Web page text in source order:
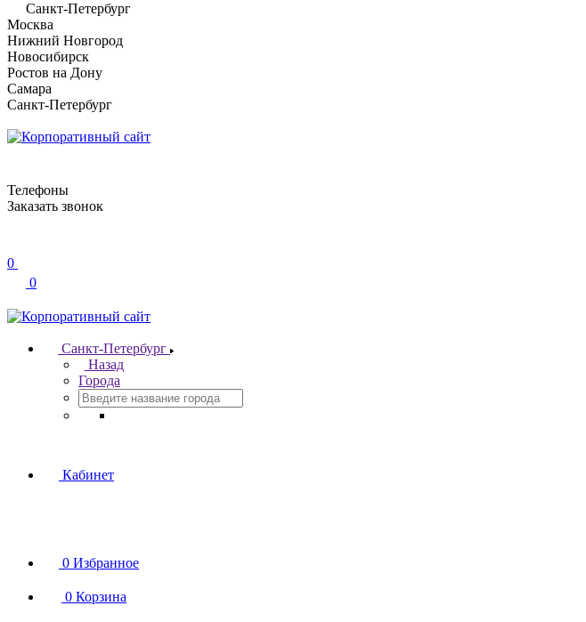
Санкт-Петербург
Москва
Нижний Новгород
Новосибирск
Ростов на Дону
Самара
Санкт-Петербург
Телефоны
Заказать звонок
0
0
Санкт-Петербург
Назад
Города
Кабинет
0 Избранное
0 Корзина